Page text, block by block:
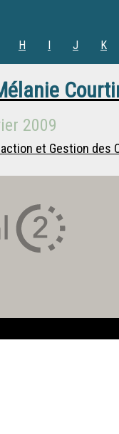
H I J K
2009
et Gestion